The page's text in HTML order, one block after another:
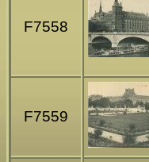
F7558
F7559